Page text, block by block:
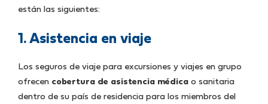
están las siguientes:
1. Asistencia en viaje
Los seguros de viaje para excursiones y viajes en grupo
ofrecen cobertura de asistencia médica o sanitaria
dentro de su país de residencia para los miembros del